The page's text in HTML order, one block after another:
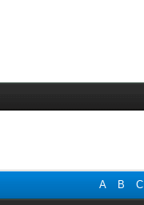
A B C